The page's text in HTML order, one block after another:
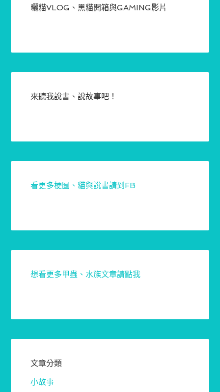
曬貓VLOG、黑貓開箱與GAMING影片
來聽我說書、說故事吧！
看更多梗圖、貓與說書請到FB
想看更多甲蟲、水族文章請點我
文章分類
小故事